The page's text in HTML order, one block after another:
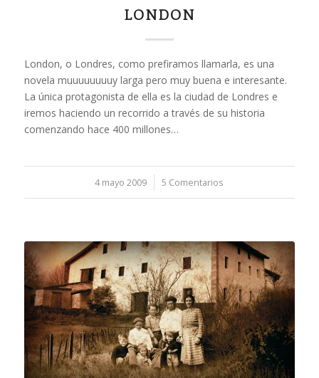
LONDON
London, o Londres, como prefiramos llamarla, es una
novela muuuuuuuuy larga pero muy buena e interesante.
La única protagonista de ella es la ciudad de Londres e
iremos haciendo un recorrido a través de su historia
comenzando hace 400 millones…
4 mayo 2009
/ 5 Comentarios